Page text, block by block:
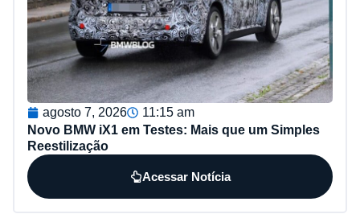
agosto 7, 2026
11:15 am
Novo BMW iX1 em Testes: Mais que um Simples
Reestilização
Acessar Notícia